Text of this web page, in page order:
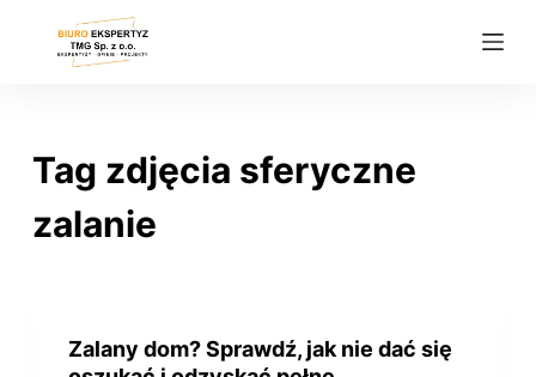
Tag zdjęcia sferyczne
zalanie
Zalany dom? Sprawdź, jak nie dać się